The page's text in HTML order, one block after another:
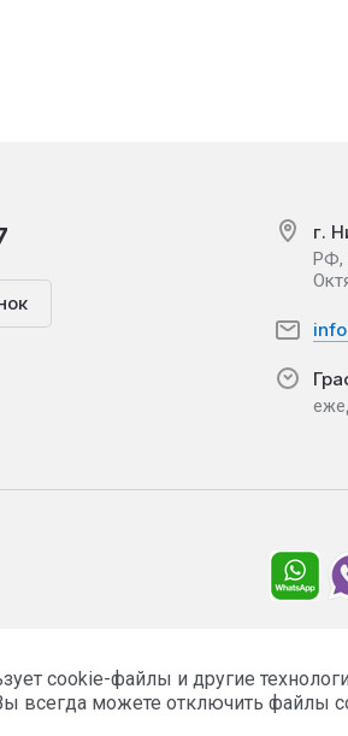
г.
РФ,
cookie-файлы и другие
всегда можете отключить файлы